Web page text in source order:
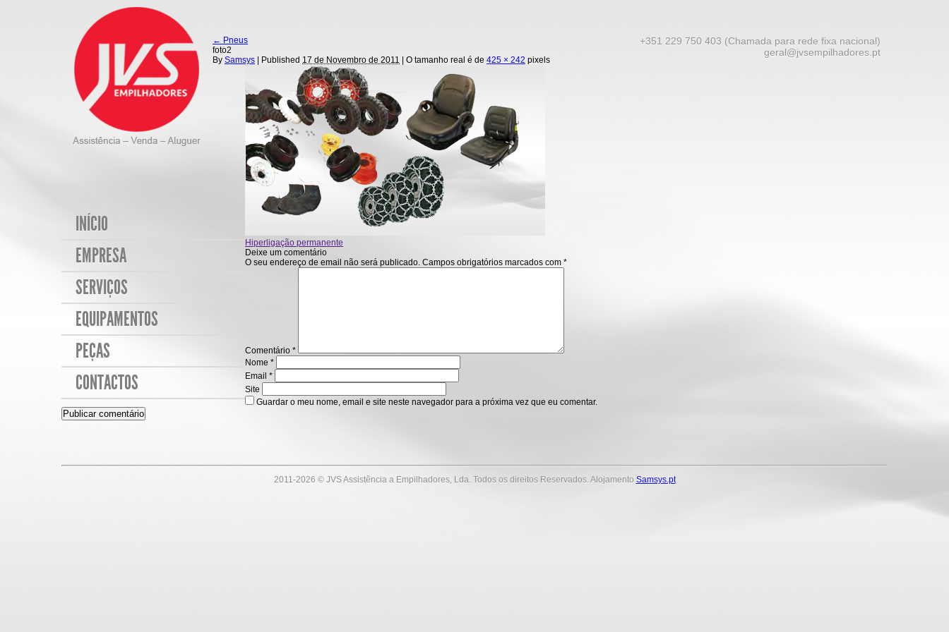
+351 229 750 403 (Chamada para rede fixa nacional)
geral@jvsempilhadores.pt
INÍCIO
EMPRESA
SERVIÇOS
EQUIPAMENTOS
PEÇAS
CONTACTOS
← Pneus
foto2
By Samsys Published 17 de Novembro de 2011 | O tamanho real é de 425 × 242 pixels
Hiperligação permanente
Deixe um comentário
O seu endereço de email não será publicado. Campos obrigatórios marcados com *
Comentário *
Nome *
Email *
Site
Guardar o meu nome, email e site neste navegador para a próxima vez que eu comentar.
2011-2026 © JVS Assistência a Empilhadores, Lda. Todos os direitos Reservados. Alojamento Samsys.pt